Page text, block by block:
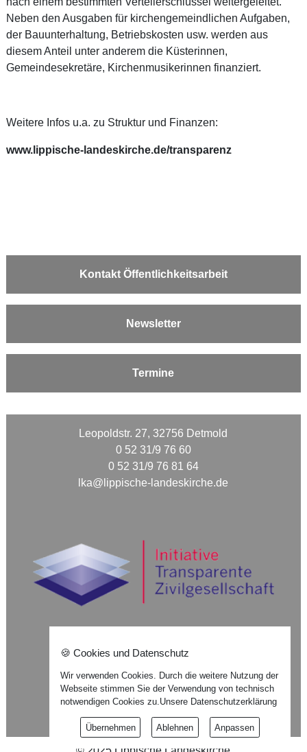
Neben den Ausgaben für kirchengemeindlichen Aufgaben,
der Bauunterhaltung, Betriebskosten usw. werden aus
diesem Anteil unter anderem die Küsterinnen,
Gemeindesekretäre, Kirchenmusikerinnen finanziert.
Weitere Infos u.a. zu Struktur und Finanzen:
www.lippische-landeskirche.de/transparenz
Kontakt Öffentlichkeitsarbeit
Newsletter
Termine
Leopoldstr. 27, 32756 Detmold
0 52 31/9 76 60
0 52 31/9 76 81 64
lka@lippische-landeskirche.de
Impressum
Datenschutzerklärung
🍪 Cookies und Datenschutz
Wir verwenden Cookies. Durch die weitere Nutzung der
Webseite stimmen Sie der Verwendung von technisch
notwendigen Cookies zu.Unsere Datenschutzerklärung
Übernehmen Ablehnen Anpassen